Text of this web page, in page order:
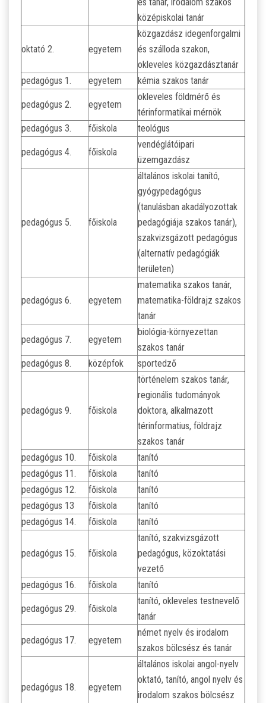
középiskolai tanár
oktató 2. egyetem
közgazdász idegenforgalmi
és szálloda szakon,
okleveles közgazdásztanár
pedagógus 1.
egyetem kémia szakos tanár
pedagógus 2. egyetem
okleveles földmérő és
térinformatikai mérnök
pedagógus 3.
főiskola teológus
pedagógus 4. főiskola
vendéglátóipari
üzemgazdász
pedagógus 5. főiskola
általános iskolai tanító,
gyógypedagógus
(tanulásban akadályozottak
pedagógiája szakos tanár),
szakvizsgázott pedagógus
(alternatív pedagógiák
területen)
pedagógus 6. egyetem
matematika szakos tanár,
matematika-földrajz szakos
tanár
pedagógus 7. egyetem
biológia-környezettan
szakos tanár
pedagógus 8.
középfok sportedző
pedagógus 9. főiskola
történelem szakos tanár,
regionális tudományok
doktora, alkalmazott
térinformatius, földrajz
szakos tanár
pedagógus 10.
főiskola
tanító
pedagógus 11.
főiskola
tanító
pedagógus 12.
főiskola
tanító
pedagógus 13
főiskola
tanító
pedagógus 14.
főiskola tanító
pedagógus 15. főiskola
tanító, szakvizsgázott
pedagógus, közoktatási
vezető
pedagógus 16.
főiskola tanító
pedagógus 29. főiskola
tanító, okleveles testnevelő
tanár
pedagógus 17. egyetem
német nyelv és irodalom
szakos bölcsész és tanár
pedagógus 18. egyetem
általános iskolai angol-nyelv
oktató, tanító, angol nyelv és
irodalom szakos bölcsész